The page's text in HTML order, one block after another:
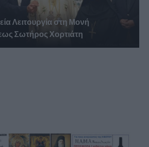
Λειτουργία στη Μονή
Σωτήρος Χορτιάτη